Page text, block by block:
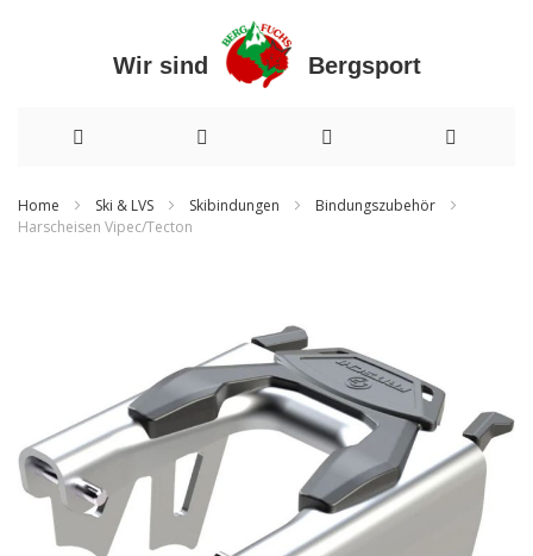
Wir sind Bergsport
zum
Home Ski & LVS Skibindungen
Bindungszubehör
Harscheisen Vipec/Tecton